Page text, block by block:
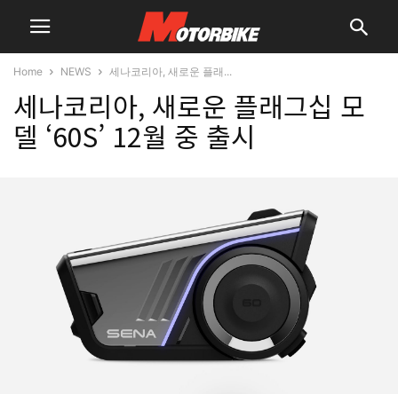
Home NEWS 세나코리아, 새로운 플래...
세나코리아, 새로운 플래그십 모
델 ‘60S’ 12월 중 출시